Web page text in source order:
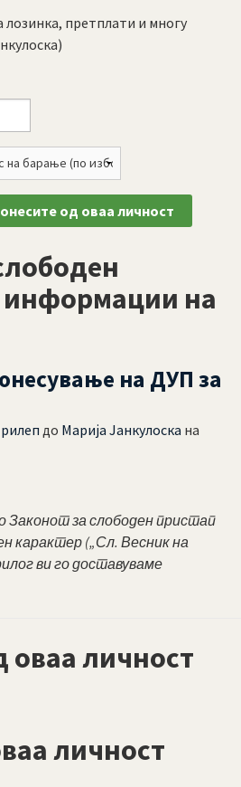
лозинка, претплати и многу
информации на
на ДУП за
до Марија Јанкулоска на
Законот за слободен пристап
карактер („Сл. Весник на
ви го доставуваме
оваа личност
личност